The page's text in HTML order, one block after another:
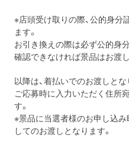
※店頭受け取りの際、公的身分
ます。
お引き換えの際は必ず公的身
確認できなければ景品はお渡
以降は、着払いでのお渡しとな
ご応募時に入力いただく住所
す。
※景品に当選者様のお申し込
してのお渡しとなります。